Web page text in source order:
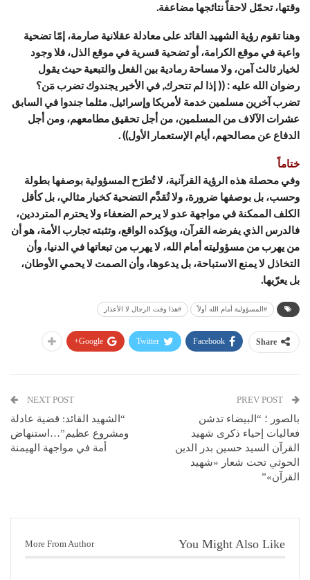
وقتها، تحمّل لاحقاً نتائجها مضاعفة.
وهنا تقوم رؤية الشهيد القائد على معادلة عقلانية صارمة، إمّا تضحية
واعية في موقع الكرامة، أو تضحية قسرية في موقع الذل، فلا وجود
لخيار ثالث آمن، ولا مساحة رمادية بين الفعل والتبعية حيث يقول
رضوان الله عليه : (( إذا لم تتحرك, في الأخير يجندوك تضرب مَن؟
تضرب آخرين مسلمين خدمة لأمريكا وإسرائيل. مثلما جندوا في السابق
عشرات الآلاف من المسلمين، من أجل تحقيق مطامعهم، ومن أجل
الدفاع عن مصالحهم، أيام الإستعمار الأول)) .
ختاماً
وفي محصلة هذه الرؤية القرآنية، لا تُطرَح المسؤولية بوصفها بطولة
وحسب، بل بوصفها ضرورة، ولا تُقدَّم التضحية كخيار مثالي، بل كأقل
الكلف الممكنة في مواجهة عدو لا يرحم الضعفاء ولا يحترم المترددين،
فالدرس الذي يفرضه القرآن، ويؤكده الواقع، وتثبته تجارب الأمة، هو أن
من يهرب من مسؤوليته أمام الله، لا يهرب من تبعاتها في الدنيا، وأن
التخاذل لا يمنع الاستباحة، بل يدعوها، وأن الصمت لا يحمي الأوطان،
بل يعرّيها.
#المسؤولية أمام الله أولاً #هذا وقت الرجال لا الأعذار
Share
Facebook
Twitter
Google+
بالصور ؛ “البيضاء تدشن
فعاليات إحياء ذكرى شهيد
القرآن السيد حسين بدر الدين
الحوثي تحت شعار «شهيد
القرآن»”
NEXT POST
“الشهيد القائد: قضية عادلة
ومشروع عظيم”…استنهاض
أمة في مواجهة الهيمنة
You Might Also Like
More From Author